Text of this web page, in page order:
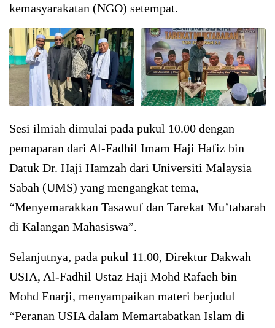
kemasyarakatan (NGO) setempat.
Sesi ilmiah dimulai pada pukul 10.00 dengan
pemaparan dari Al-Fadhil Imam Haji Hafiz bin
Datuk Dr. Haji Hamzah dari Universiti Malaysia
Sabah (UMS) yang mengangkat tema,
“Menyemarakkan Tasawuf dan Tarekat Mu’tabarah
di Kalangan Mahasiswa”.
Selanjutnya, pada pukul 11.00, Direktur Dakwah
USIA, Al-Fadhil Ustaz Haji Mohd Rafaeh bin
Mohd Enarji, menyampaikan materi berjudul
“Peranan USIA dalam Memartabatkan Islam di